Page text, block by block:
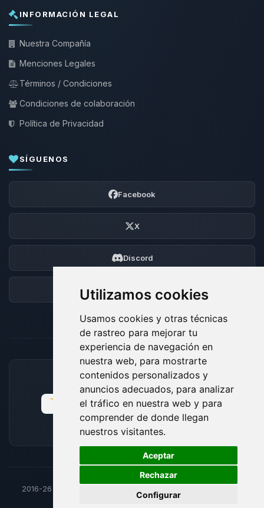
Utilizamos cookies
Usamos cookies y otras técnicas
de rastreo para mejorar tu
experiencia de navegación en
nuestra web, para mostrarte
contenidos personalizados y
anuncios adecuados, para analizar
el tráfico en nuestra web y para
comprender de donde llegan
nuestros visitantes.
Aceptar
Rechazar
Configurar
INFORMACIÓN LEGAL
Nuestra Compañía
Menciones Legales
Términos / Condiciones
Condiciones de colaboración
Política de Privacidad
SÍGUENOS
Facebook
X
Discord
Foro
MÉTODOS DE PAGO ACEPTADOS
2016-26
ByteLogic
🍪